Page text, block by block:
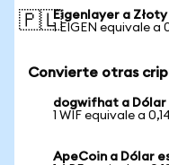
🇵🇱Eigenlayer a
1 EIGEN equivale a
Convierte otras
dogwifhat a
1 WIF equivale a
ApeCoin a Dólar